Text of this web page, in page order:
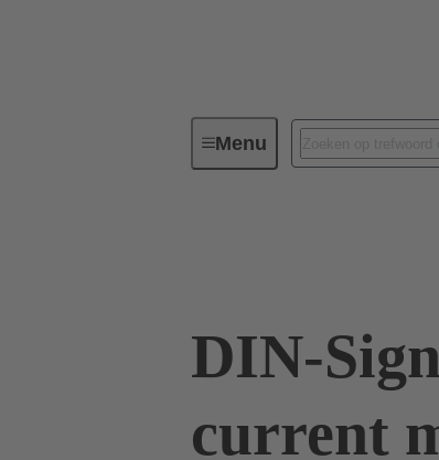
MenuConnectivity apparaat
DIN-
current